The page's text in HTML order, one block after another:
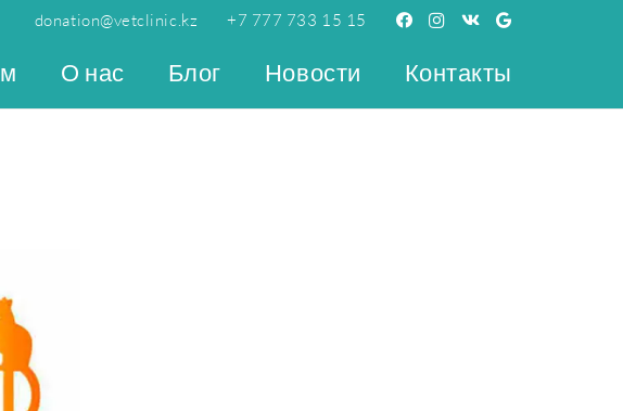
donation@vetclinic.kz +7 777 733 15 15
О нас Блог Новости Контакты